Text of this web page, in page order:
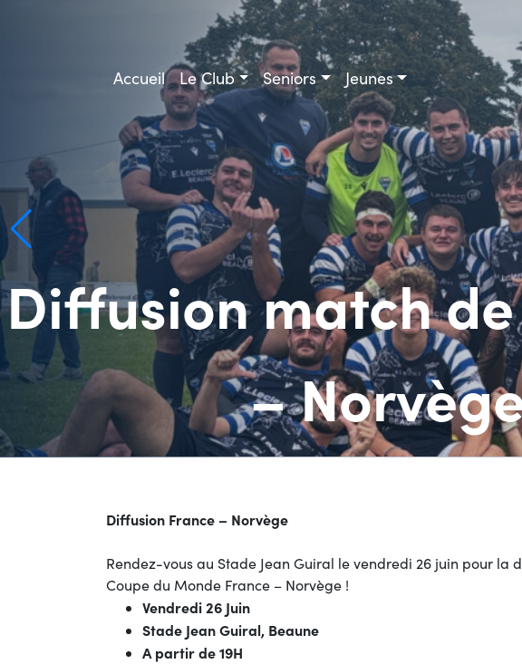
Accueil Le Club Seniors Jeunes
Diffusion match
–
Diffusion France – Norvège
Rendez-vous au Stade Jean Guiral le vendredi 26 juin pour la
Coupe du Monde France – Norvège !
Vendredi 26 Juin
Stade Jean Guiral, Beaune
A partir de 19H